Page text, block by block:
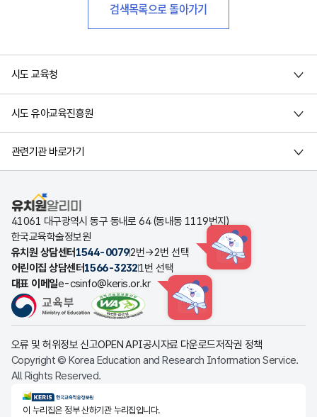
검색목록으로 돌아가기
시도 교육청
시도 유아교육진흥원
관련기관 바로가기
유치원알리미
41061 대구광역시 동구 동내로 64 (동내동 1119번지)
한국교육학술정보원
유치원 상담센터 1544-00792번→2번 선택 HINT
어린이집 상담센터1566-32321번 선택
대표 이메일e-csinfo@keris.or.kr
HINT
오류 및 허위정보 신고OPEN API공시자료 다운로드저작권 정책
Copyright © Korea Education and Research Information Service.
All Rights Reserved.
KERIS한국교육학술정보원
이 누리집은 정부 산하기관 누리집입니다.